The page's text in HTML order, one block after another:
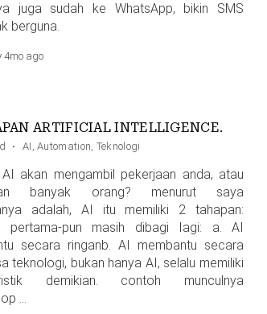
juga sudah ke WhatsApp, bikin SMS
berguna.
4mo ago
ARTIFICIAL INTELLIGENCE.
· AI ,Automation, Teknologi
akan mengambil pekerjaan anda, atau
banyak orang? menurut saya
adalah, AI itu memiliki 2 tahapan:
pertama-pun masih dibagi Iagi: a. AI
secara ringanb. AI membantu secara
teknologi, bukan hanya AI, selalu memiliki
demikian. contoh munculnya
…